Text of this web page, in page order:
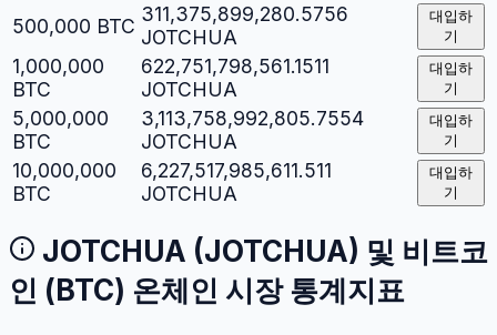
500,000 BTC
311,375,899,280.5756
JOTCHUA
대입하
기
1,000,000
BTC
622,751,798,561.1511
JOTCHUA
대입하
기
5,000,000
BTC
3,113,758,992,805.7554
JOTCHUA
대입하
기
10,000,000
BTC
6,227,517,985,611.511
JOTCHUA
대입하
기
JOTCHUA (JOTCHUA) 및 비트코
인 ( BTC) 온체인 시장 통계지표